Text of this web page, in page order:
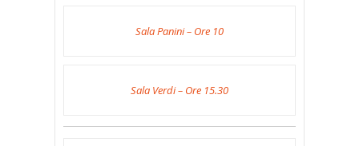
Sala Panini – Ore 10
Sala Verdi – Ore 15.30